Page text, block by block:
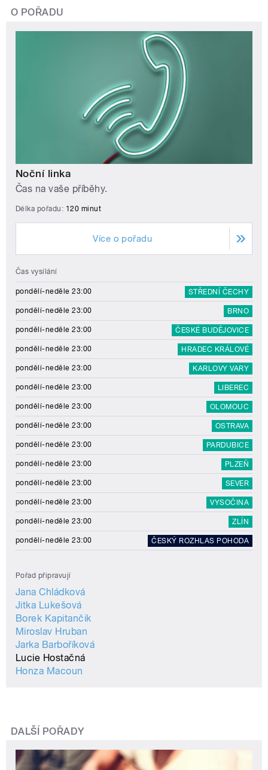
O POŘADU
Noční linka
Čas na vaše příběhy.
Délka pořadu: 120 minut
Více o pořadu
Čas vysílání
pondělí-neděle 23:00 STŘEDNÍ ČECHY
pondělí-neděle 23:00 BRNO
pondělí-neděle 23:00 ČESKÉ BUDĚJOVICE
pondělí-neděle 23:00 HRADEC KRÁLOVÉ
pondělí-neděle 23:00 KARLOVY VARY
pondělí-neděle 23:00 LIBEREC
pondělí-neděle 23:00 OLOMOUC
pondělí-neděle 23:00 OSTRAVA
pondělí-neděle 23:00 PARDUBICE
pondělí-neděle 23:00 PLZEŇ
pondělí-neděle 23:00 SEVER
pondělí-neděle 23:00 VYSOČINA
pondělí-neděle 23:00 ZLÍN
pondělí-neděle 23:00 ČESKÝ ROZHLAS POHODA
Pořad připravují
Jana Chládková
Jitka Lukešová
Borek Kapitančik
Miroslav Hruban
Jarka Barboříková
Lucie Hostačná
Honza Macoun
DALŠÍ POŘADY